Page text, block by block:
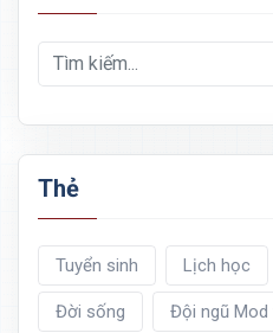
Thẻ
Tuyển sinh Lịch học
Đời sống Đội ngũ Mod